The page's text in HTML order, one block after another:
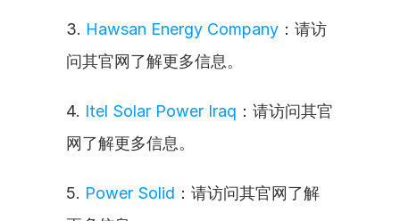
3. Hawsan Energy Company ：请访
问其官网了解更多信息。
4. Itel Solar Power Iraq ：请访问其官
网了解更多信息。
5. Power Solid ：请访问其官网了解